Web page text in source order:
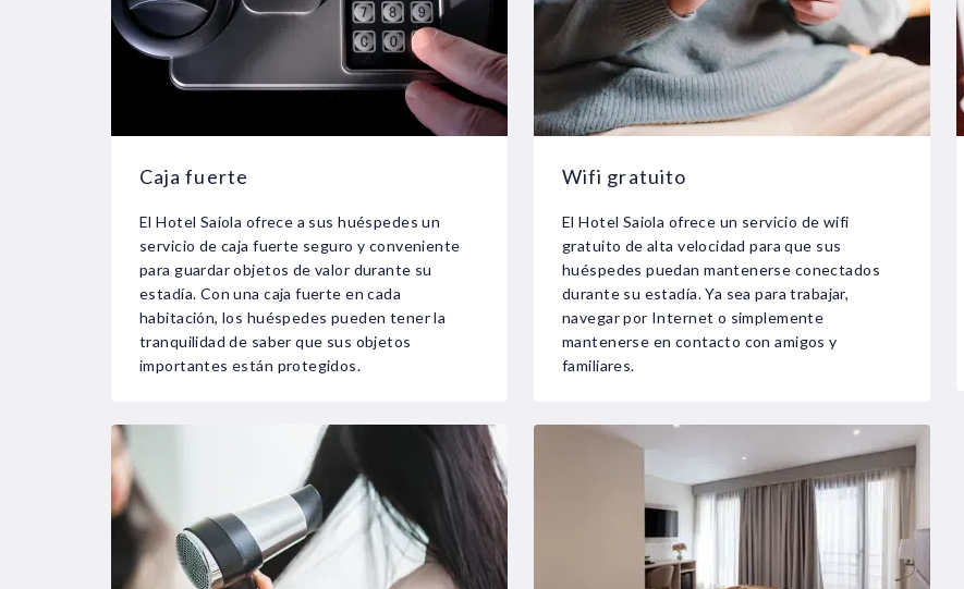
Caja fuerte
El Hotel Saiola ofrece a sus huéspedes un
servicio de caja fuerte seguro y conveniente
para guardar objetos de valor durante su
estadía. Con una caja fuerte en cada
habitación, los huéspedes pueden tener la
tranquilidad de saber que sus objetos
importantes están protegidos.
Wifi gratuito
El Hotel Saiola ofrece un servicio de wifi
gratuito de alta velocidad para que sus
huéspedes puedan mantenerse conectados
durante su estadía. Ya sea para trabajar,
navegar por Internet o simplemente
mantenerse en contacto con amigos y
familiares.